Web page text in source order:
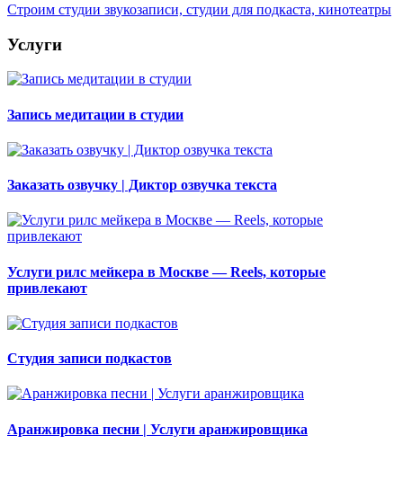
Строим студии звукозаписи, студии для подкаста, кинотеатры
Услуги
Запись медитации в студии
Заказать озвучку | Диктор озвучка текста
Услуги рилс мейкера в Москве — Reels, которые
привлекают
Студия записи подкастов
Аранжировка песни | Услуги аранжировщика